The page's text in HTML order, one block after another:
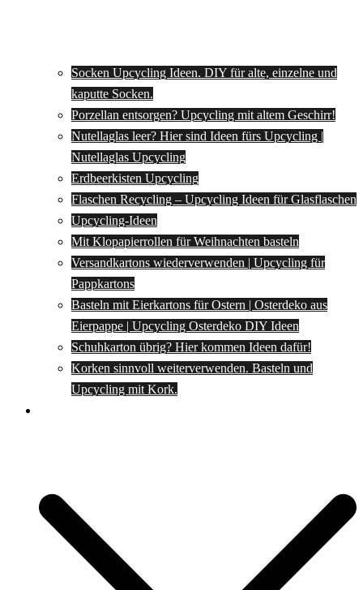
Socken Upcycling Ideen. DIY für alte, einzelne und
kaputte Socken.
Porzellan entsorgen? Upcycling mit altem Geschirr!
Nutellaglas leer? Hier sind Ideen fürs Upcycling |
Nutellaglas Upcycling
Erdbeerkisten Upcycling
Flaschen Recycling – Upcycling Ideen für Glasflaschen
Upcycling-Ideen
Mit Klopapierrollen für Weihnachten basteln
Versandkartons wiederverwenden | Upcycling für
Pappkartons
Basteln mit Eierkartons für Ostern | Osterdeko aus
Eierpappe | Upcycling Osterdeko DIY Ideen
Schuhkarton übrig? Hier kommen Ideen dafür!
Korken sinnvoll weiterverwenden. Basteln und
Upcycling mit Kork.